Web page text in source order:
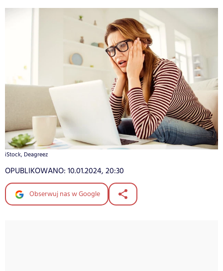
iStock, Deagreez
OPUBLIKOWANO: 10.01.2024, 20:30
Obserwuj nas w Google